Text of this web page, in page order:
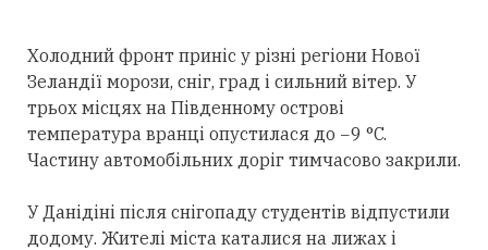
Холодний фронт приніс у різні регіони Нової
Зеландії морози, сніг, град і сильний вітер. У
трьох місцях на Південному острові
температура вранці опустилася до −9 °C.
Частину автомобільних доріг тимчасово закрили.
У Данідіні після снігопаду студентів відпустили
додому. Жителі міста каталися на лижах і